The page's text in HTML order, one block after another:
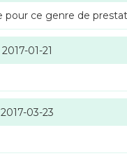
pour ce genre de
2017-01-21
2017-03-23